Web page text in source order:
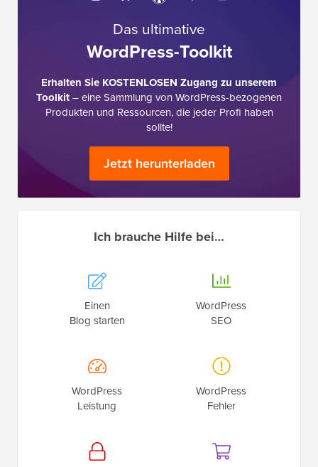
Das ultimative
WordPress-Toolkit
Erhalten Sie KOSTENLOSEN Zugang zu unserem
Toolkit– eine Sammlung von WordPress-bezogenen
Produkten und Ressourcen, die jeder Profi haben
sollte!
Jetzt herunterladen
Ich brauche Hilfe bei…
Einen
Blog starten
WordPress
SEO
WordPress
Leistung
WordPress
Fehler